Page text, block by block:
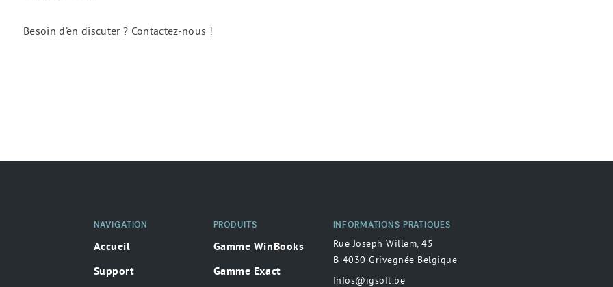
Besoin d’en discuter ? Contactez-nous !
NAVIGATION
Accueil
Support
PRODUITS
Gamme WinBooks
Gamme Exact
INFORMATIONS PRATIQUES
Rue Joseph Willem, 45
B-4030 Grivegnée Belgique
Infos@igsoft.be